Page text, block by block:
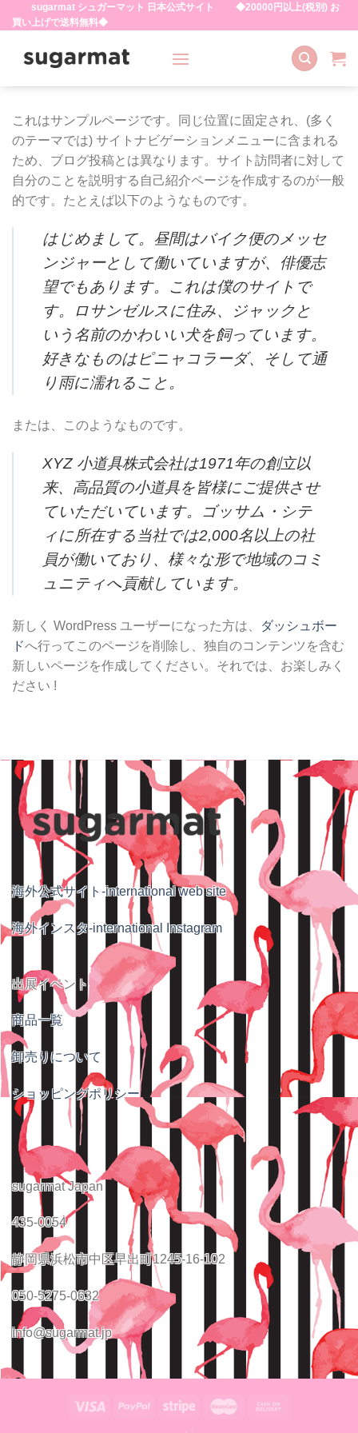
to
content
sugarmat シュガーマット 日本公式サイト ◆20000円以上(税別) お
買い上げで送料無料◆
これはサンプルページです。同じ位置に固定され、(多く
のテーマでは) サイトナビゲーションメニューに含まれる
ため、ブログ投稿とは異なります。サイト訪問者に対して
自分のことを説明する自己紹介ページを作成するのが一般
的です。たとえば以下のようなものです。
はじめまして。昼間はバイク便のメッセ
ンジャーとして働いていますが、俳優志
望でもあります。これは僕のサイトで
す。ロサンゼルスに住み、ジャックと
いう名前のかわいい犬を飼っています。
好きなものはピニャコラーダ、そして通
り雨に濡れること。
または、このようなものです。
XYZ 小道具株式会社は1971年の創立以
来、高品質の小道具を皆様にご提供させ
ていただいています。ゴッサム・シテ
ィに所在する当社では2,000名以上の社
員が働いており、様々な形で地域のコミ
ュニティへ貢献しています。
新しく WordPress ユーザーになった方は、
ダッシュボー
ドへ行ってこのページを削除し、独自のコンテンツを含む
新しいページを作成してください。それでは、お楽しみく
ださい !
海外公式サイト-international web site
海外インスタ-international Instagram
出展イベント
商品一覧
卸売りについて
ショッピングポリシー
sugarmat Japan
435-0054
静岡県浜松市中区早出町1245-16-102
050-5275-0632
info@sugarmat.jp